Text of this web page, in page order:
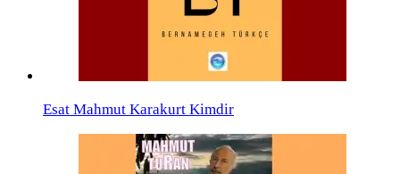
Esat Mahmut Karakurt Kimdir